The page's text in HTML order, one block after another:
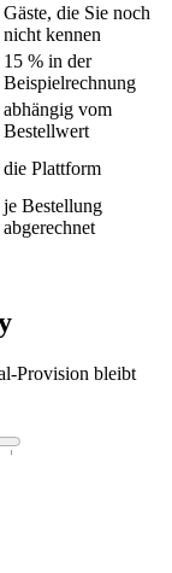
Gäste, die Sie noch
nicht kennen
15 % in der
Beispielrechnung
abhängig vom
Bestellwert
die Plattform
je Bestellung
abgerechnet
Provision bleibt